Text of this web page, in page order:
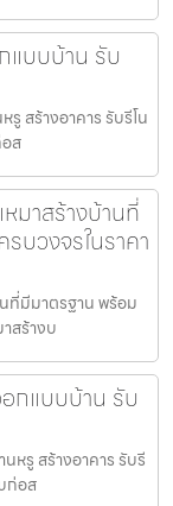
แบบบ้าน รับ
สร้างอาคาร รับรีโน
ส
หมาสร้างบ้านที่
บวงจรในราคา
นที่มีมาตรฐาน พร้อม
สร้างบ
กแบบบ้าน รับ
หรู สร้างอาคาร รับรี
ก่อส